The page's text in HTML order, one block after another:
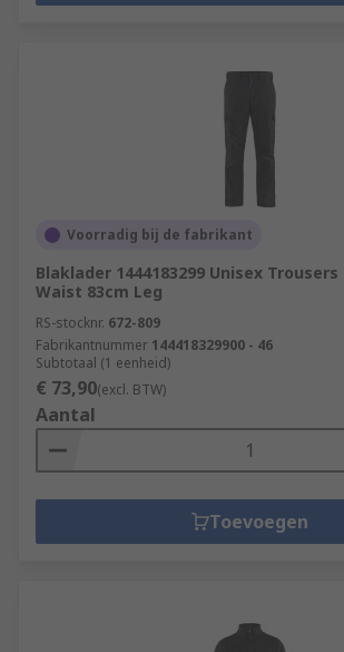
Voorradig bij de fabrikant
Blaklader 1444183299 Unisex Trousers
Waist 83cm Leg
RS-stocknr. 672-809
Fabrikantnummer 144418329900 - 46
Subtotaal (1 eenheid)
€ 73,90(excl. BTW)
Aantal
Toevoegen